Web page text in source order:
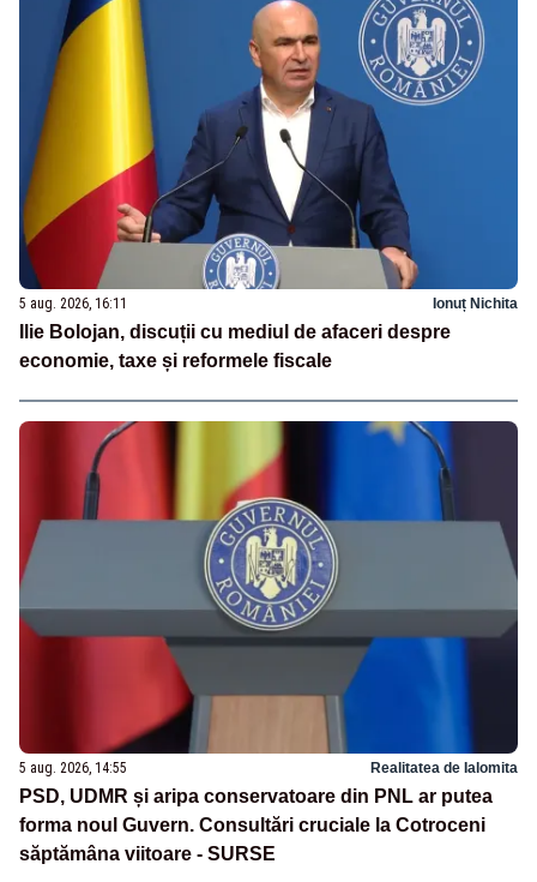
5 aug. 2026, 16:11 Ionuț Nichita
Ilie Bolojan, discuții cu mediul de afaceri despre
economie, taxe și reformele fiscale
5 aug. 2026, 14:55 Realitatea de Ialomita
PSD, UDMR și aripa conservatoare din PNL ar putea
forma noul Guvern. Consultări cruciale la Cotroceni
săptămâna viitoare - SURSE